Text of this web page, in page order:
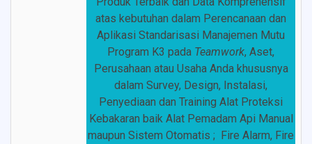
atas kebutuhan dalam Perencanaan dan
Aplikasi Standarisasi Manajemen Mutu
Program K3 pada Teamwork, Aset,
Perusahaan atau Usaha Anda khususnya
dalam Survey, Design, Instalasi,
Penyediaan dan Training Alat Proteksi
Kebakaran baik Alat Pemadam Api Manual
maupun Sistem Otomatis ; Fire Alarm, Fire